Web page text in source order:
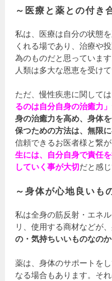
～医療と薬との付き
私は、医療は自分の状態
くれる場であり、治療や
為のものだと思っていま
人類は多大な恩恵を受けて
ただ、慢性疾患に関して
るのは自分自身の治癒力」
身の治癒力を高め、身体
保つための方法は、無限に
信頼できるお医者様と繋が
生には、自分自身で責任
していく事が大切だと感じ
～身体が心地良いも
私は全身の筋反射・エネ
リ、使用する商材などが
の・気持ちいいものなのか
薬は、身体のサポートを
なる場合もあります。そ